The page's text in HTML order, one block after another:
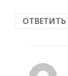
ОТВЕТИТЬ